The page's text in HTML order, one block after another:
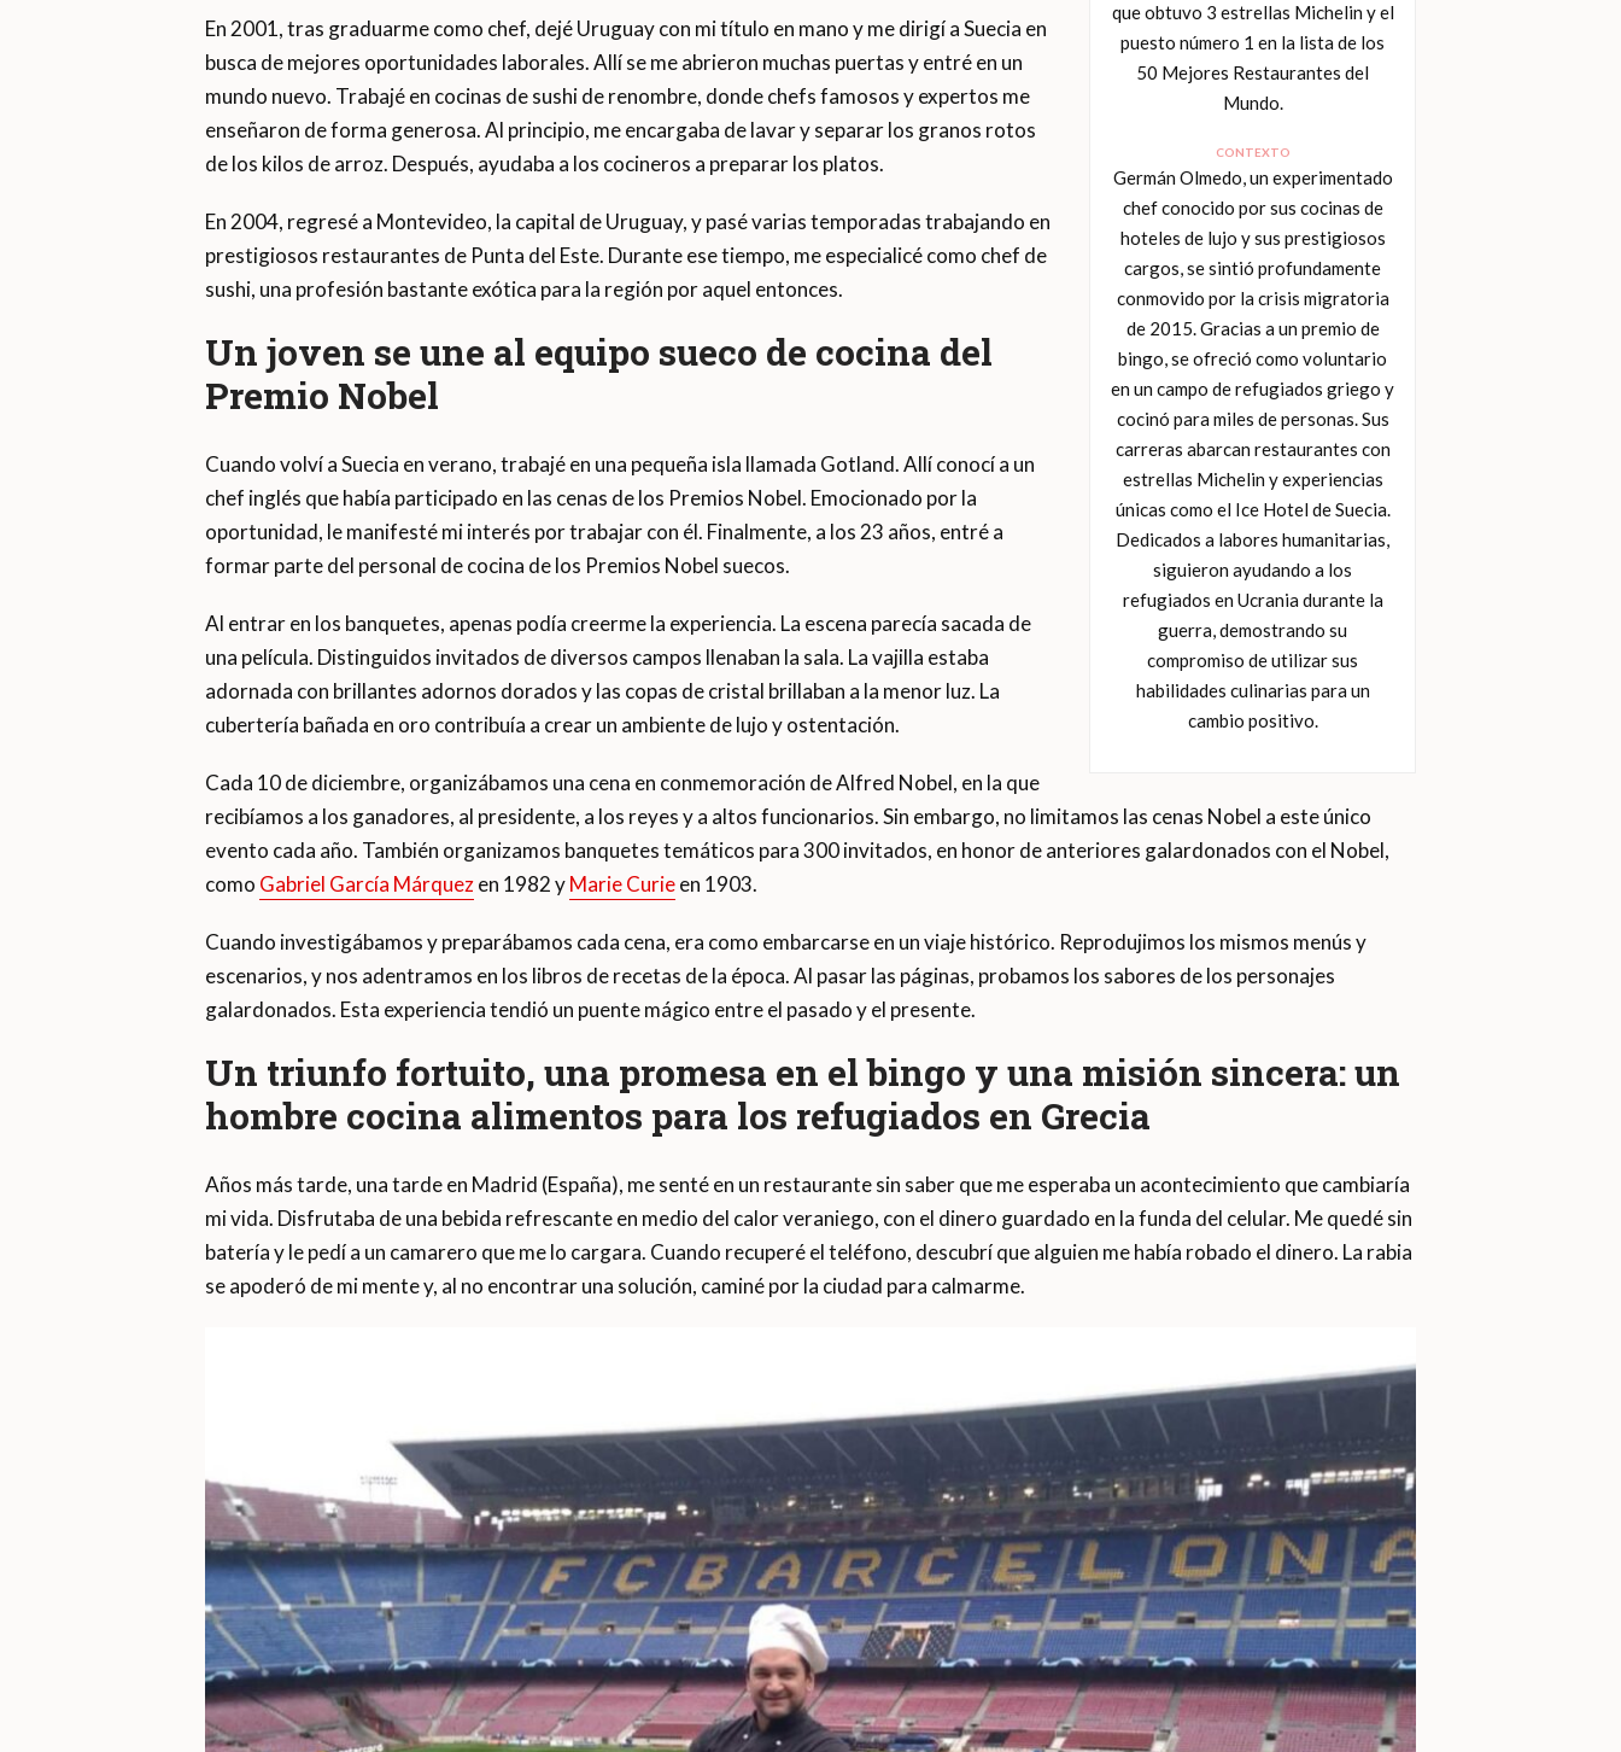
que obtuvo 3 estrellas Michelin y el
puesto número 1 en la lista de los
50 Mejores Restaurantes del
Mundo.
CONTEXTO
Germán Olmedo, un experimentado
chef conocido por sus cocinas de
hoteles de lujo y sus prestigiosos
cargos, se sintió profundamente
conmovido por la crisis migratoria
de 2015. Gracias a un premio de
bingo, se ofreció como voluntario
en un campo de refugiados griego y
cocinó para miles de personas. Sus
carreras abarcan restaurantes con
estrellas Michelin y experiencias
únicas como el Ice Hotel de Suecia.
Dedicados a labores humanitarias,
siguieron ayudando a los
refugiados en Ucrania durante la
guerra, demostrando su
compromiso de utilizar sus
habilidades culinarias para un
cambio positivo.
En 2001, tras graduarme como chef, dejé Uruguay con mi título en mano y me dirigí a Suecia en
busca de mejores oportunidades laborales. Allí se me abrieron muchas puertas y entré en un
mundo nuevo. Trabajé en cocinas de sushi de renombre, donde chefs famosos y expertos me
enseñaron de forma generosa. Al principio, me encargaba de lavar y separar los granos rotos
de los kilos de arroz. Después, ayudaba a los cocineros a preparar los platos.
En 2004, regresé a Montevideo, la capital de Uruguay, y pasé varias temporadas trabajando en
prestigiosos restaurantes de Punta del Este. Durante ese tiempo, me especialicé como chef de
sushi, una profesión bastante exótica para la región por aquel entonces.
Un joven se une al equipo sueco de cocina del
Premio Nobel
Cuando volví a Suecia en verano, trabajé en una pequeña isla llamada Gotland. Allí conocí a un
chef inglés que había participado en las cenas de los Premios Nobel. Emocionado por la
oportunidad, le manifesté mi interés por trabajar con él. Finalmente, a los 23 años, entré a
formar parte del personal de cocina de los Premios Nobel suecos.
Al entrar en los banquetes, apenas podía creerme la experiencia. La escena parecía sacada de
una película. Distinguidos invitados de diversos campos llenaban la sala. La vajilla estaba
adornada con brillantes adornos dorados y las copas de cristal brillaban a la menor luz. La
cubertería bañada en oro contribuía a crear un ambiente de lujo y ostentación.
Cada 10 de diciembre, organizábamos una cena en conmemoración de Alfred Nobel, en la que
recibíamos a los ganadores, al presidente, a los reyes y a altos funcionarios. Sin embargo, no limitamos las cenas Nobel a este único
evento cada año. También organizamos banquetes temáticos para 300 invitados, en honor de anteriores galardonados con el Nobel,
como Gabriel García Márquezen 1982 yMarie Curieen 1903.
Cuando investigábamos y preparábamos cada cena, era como embarcarse en un viaje histórico. Reprodujimos los mismos menús y
escenarios, y nos adentramos en los libros de recetas de la época. Al pasar las páginas, probamos los sabores de los personajes
galardonados. Esta experiencia tendió un puente mágico entre el pasado y el presente.
Un triunfo fortuito, una promesa en el bingo y una misión sincera: un
hombre cocina alimentos para los refugiados en Grecia
Años más tarde, una tarde en Madrid (España), me senté en un restaurante sin saber que me esperaba un acontecimiento que cambiaría
mi vida. Disfrutaba de una bebida refrescante en medio del calor veraniego, con el dinero guardado en la funda del celular. Me quedé sin
batería y le pedí a un camarero que me lo cargara. Cuando recuperé el teléfono, descubrí que alguien me había robado el dinero. La rabia
se apoderó de mi mente y, al no encontrar una solución, caminé por la ciudad para calmarme.